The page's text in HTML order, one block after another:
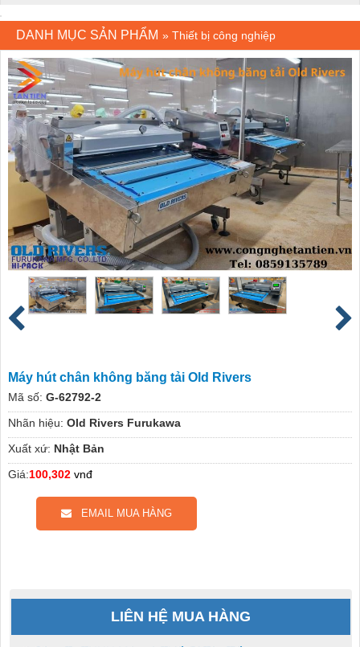
DANH MỤC SẢN PHẨM » Thiết bị công nghiệp
Máy hút chân không băng tải Old Rivers
Mã số: G-62792-2
Nhãn hiệu: Old Rivers Furukawa
Xuất xứ: Nhật Bản
Giá:100,302 vnđ
EMAIL MUA HÀNG
LIÊN HỆ MUA HÀNG